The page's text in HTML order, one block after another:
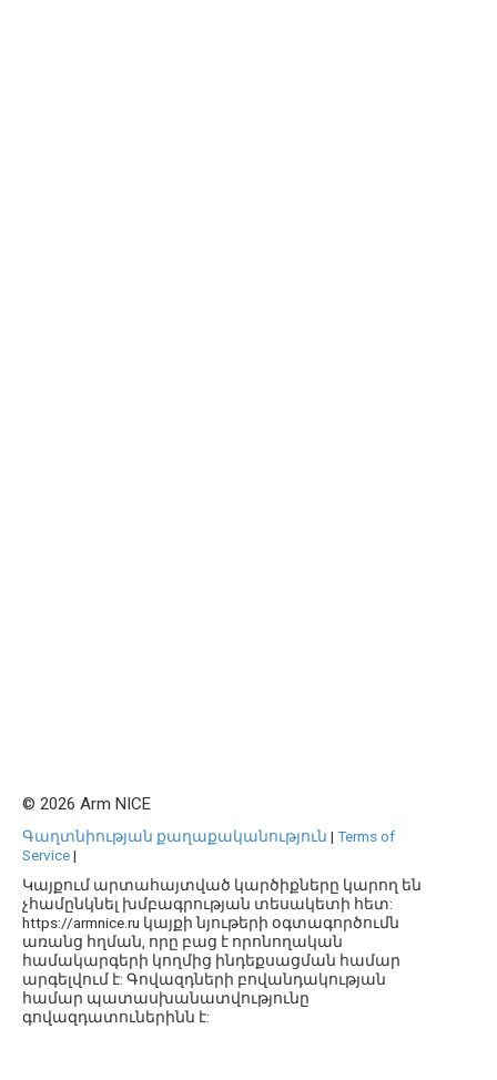
© 2026 Arm NICE
Գաղտնիության քաղաքականություն | Terms of
Service|
Կայքում արտահայտված կարծիքները կարող են
չհամընկնել խմբագրության տեսակետի հետ:
https://armnice.ru կայքի նյութերի օգտագործումն
առանց հղման, որը բաց է որոնողական
համակարգերի կողմից ինդեքսացման համար
արգելվում է: Գովազդների բովանդակության
համար պատասխանատվությունը
գովազդատուներինն է: